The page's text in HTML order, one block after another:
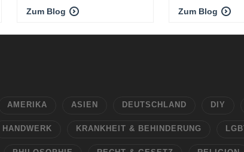
Zum Blog Zum Blog
AMERIKA ASIEN DEUTSCHLAND DIY
HANDWERK KRANKHEIT & BEHINDERUNG